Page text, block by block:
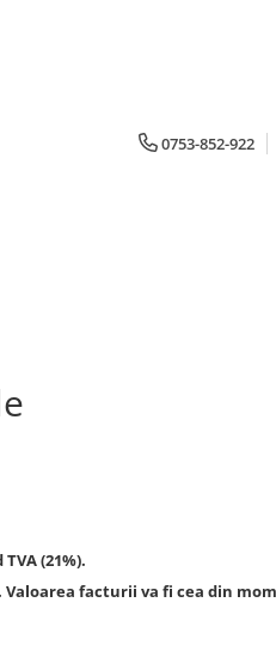
0753-852-922
(21%).
facturii va fi cea din